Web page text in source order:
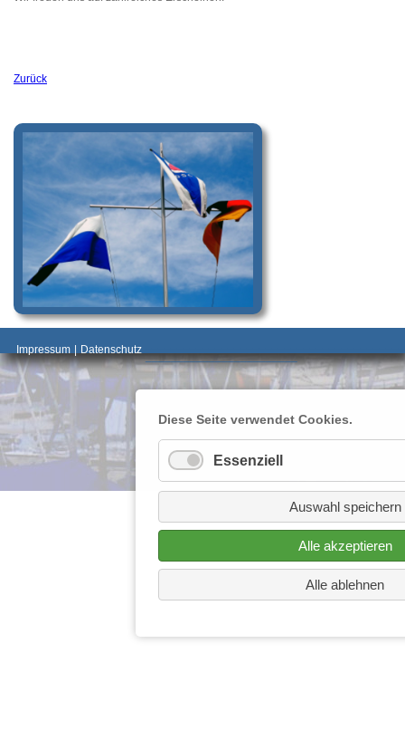
Zurück
Impressum Datenschutz ________________________
Diese Seite verwendet Cookies.
Essenziell
Auswahl speichern
Alle akzeptieren
Alle ablehnen